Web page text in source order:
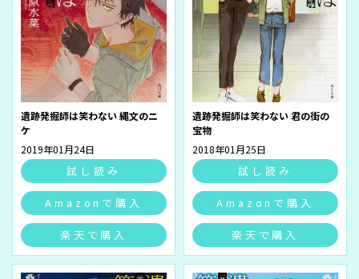
遺跡発掘師は笑わない 縄文のニ
ケ
2019年01月24日
試し読み
Amazonで購入
楽天で購入
遺跡発掘師は笑わない 君の街の
宝物
2018年01月25日
試し読み
Amazonで購入
楽天で購入